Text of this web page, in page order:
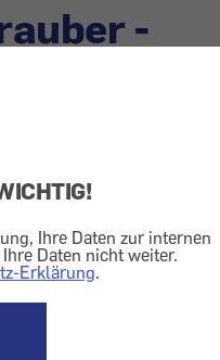
Ihre Daten zur internen
Daten nicht weiter.
Erklärung.
-
zu ihrer Stärke.
Testtabelle: